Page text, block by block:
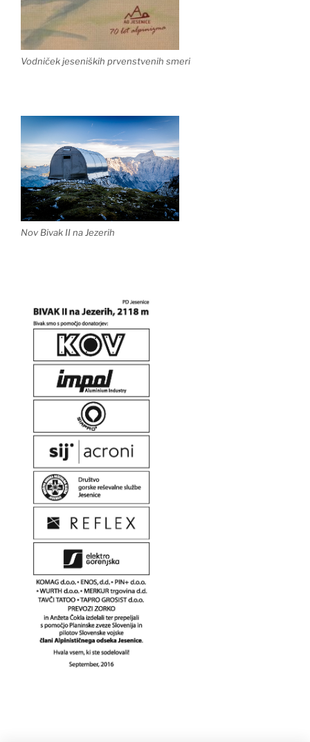
Vodniček jeseniških prvenstvenih smeri
Nov Bivak II na Jezerih